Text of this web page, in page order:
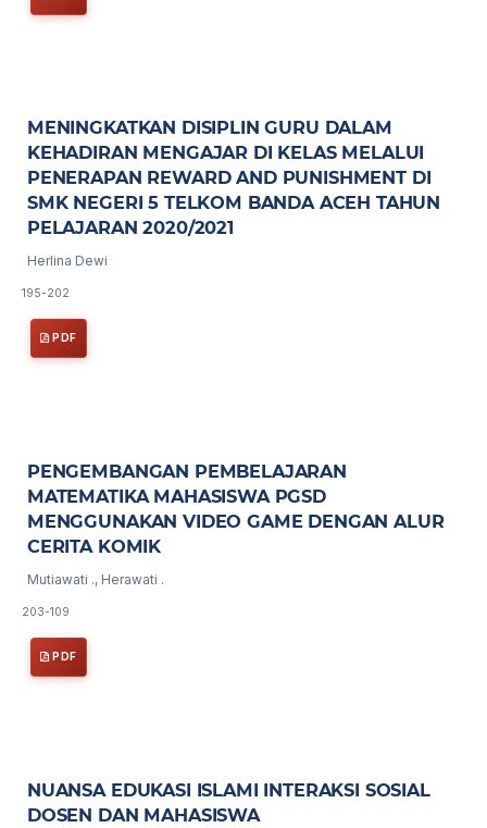
MENINGKATKAN DISIPLIN GURU DALAM
KEHADIRAN MENGAJAR DI KELAS MELALUI
PENERAPAN REWARD AND PUNISHMENT DI
SMK NEGERI 5 TELKOM BANDA ACEH TAHUN
PELAJARAN 2020/2021
Herlina Dewi
195-202
PDF
PENGEMBANGAN PEMBELAJARAN
MATEMATIKA MAHASISWA PGSD
MENGGUNAKAN VIDEO GAME DENGAN ALUR
CERITA KOMIK
Mutiawati ., Herawati .
203-109
PDF
NUANSA EDUKASI ISLAMI INTERAKSI SOSIAL
DOSEN DAN MAHASISWA